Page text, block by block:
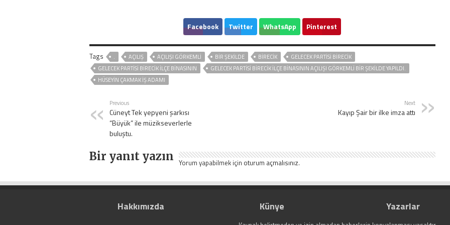
Facebook Twitter WhatsApp Pinterest
Tags . AÇILIŞ AÇILIŞI GÖRKEMLI BIR ŞEKILDE BİRECİK
GELECEK PARTISI BIRECIK
GELECEK PARTISI BIRECIK ILÇE BINASININ
GELECEK PARTISI BIRECIK ILÇE BINASININ AÇILIŞI GÖRKEMLI BIR ŞEKILDE YAPILDI.
HÜSEYIN ÇAKMAK IŞ ADAMI
Previous
Cüneyt Tek yepyeni şarkısı
“Büyük” ile müzikseverlerle
buluştu.
Next
Kayıp Şair bir ilke imza attı
Bir yanıt yazın Yorum yapabilmek için oturum açmalısınız.
Hakkımızda Künye Yazarlar